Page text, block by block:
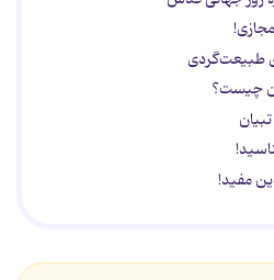
چیست؟
مفید!